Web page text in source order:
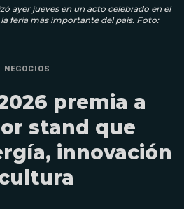
ayer jueves en un acto celebrado en el
feria más importante del país. Foto:
NEGOCIOS
premia a
stand que
innovación